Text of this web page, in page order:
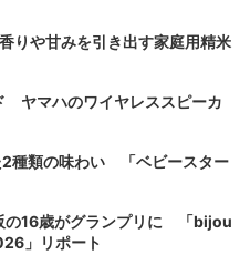
りや甘みを引き出す家庭用精米
ヤマハのワイヤレススピーカ
2種類の味わい 「ベビースター
の16歳がグランプリに 「bijou
」リポート